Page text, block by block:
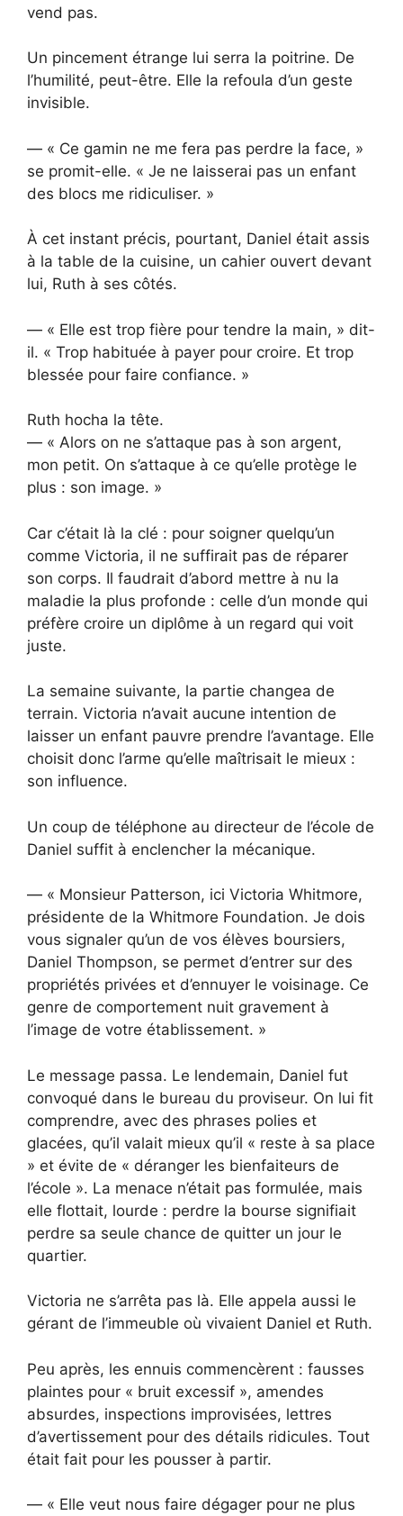
vend pas.
Un pincement étrange lui serra la poitrine. De
l’humilité, peut-être. Elle la refoula d’un geste
invisible.
— « Ce gamin ne me fera pas perdre la face, »
se promit-elle. « Je ne laisserai pas un enfant
des blocs me ridiculiser. »
À cet instant précis, pourtant, Daniel était assis
à la table de la cuisine, un cahier ouvert devant
lui, Ruth à ses côtés.
— « Elle est trop fière pour tendre la main, » dit-
il. « Trop habituée à payer pour croire. Et trop
blessée pour faire confiance. »
Ruth hocha la tête.
— « Alors on ne s’attaque pas à son argent,
mon petit. On s’attaque à ce qu’elle protège le
plus : son image. »
Car c’était là la clé : pour soigner quelqu’un
comme Victoria, il ne suffirait pas de réparer
son corps. Il faudrait d’abord mettre à nu la
maladie la plus profonde : celle d’un monde qui
préfère croire un diplôme à un regard qui voit
juste.
La semaine suivante, la partie changea de
terrain. Victoria n’avait aucune intention de
laisser un enfant pauvre prendre l’avantage. Elle
choisit donc l’arme qu’elle maîtrisait le mieux :
son influence.
Un coup de téléphone au directeur de l’école de
Daniel suffit à enclencher la mécanique.
— « Monsieur Patterson, ici Victoria Whitmore,
présidente de la Whitmore Foundation. Je dois
vous signaler qu’un de vos élèves boursiers,
Daniel Thompson, se permet d’entrer sur des
propriétés privées et d’ennuyer le voisinage. Ce
genre de comportement nuit gravement à
l’image de votre établissement. »
Le message passa. Le lendemain, Daniel fut
convoqué dans le bureau du proviseur. On lui fit
comprendre, avec des phrases polies et
glacées, qu’il valait mieux qu’il « reste à sa place
» et évite de « déranger les bienfaiteurs de
l’école ». La menace n’était pas formulée, mais
elle flottait, lourde : perdre la bourse signifiait
perdre sa seule chance de quitter un jour le
quartier.
Victoria ne s’arrêta pas là. Elle appela aussi le
gérant de l’immeuble où vivaient Daniel et Ruth.
Peu après, les ennuis commencèrent : fausses
plaintes pour « bruit excessif », amendes
absurdes, inspections improvisées, lettres
d’avertissement pour des détails ridicules. Tout
était fait pour les pousser à partir.
— « Elle veut nous faire dégager pour ne plus